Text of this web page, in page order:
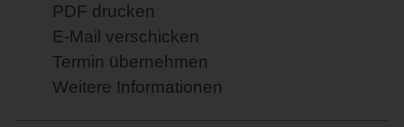
PDF drucken
E-Mail verschicken
Termin übernehmen
Weitere Informationen